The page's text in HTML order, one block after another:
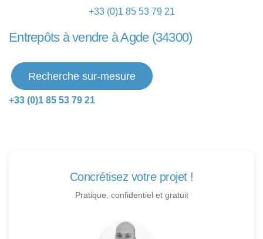
+33 (0)1 85 53 79 21
Entrepôts à vendre à Agde (34300)
Recherche sur-mesure
+33 (0)1 85 53 79 21
Concrétisez votre projet !
Pratique, confidentiel et gratuit